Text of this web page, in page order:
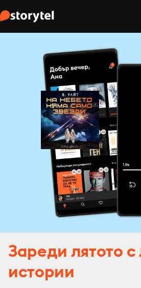
Зареди лятото
истории